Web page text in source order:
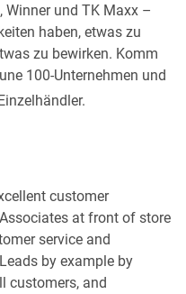
Winner und TK Maxx –
haben, etwas zu
zu bewirken. Komm
100-Unternehmen und
customer
at front of store
service and
by example by
customers, and